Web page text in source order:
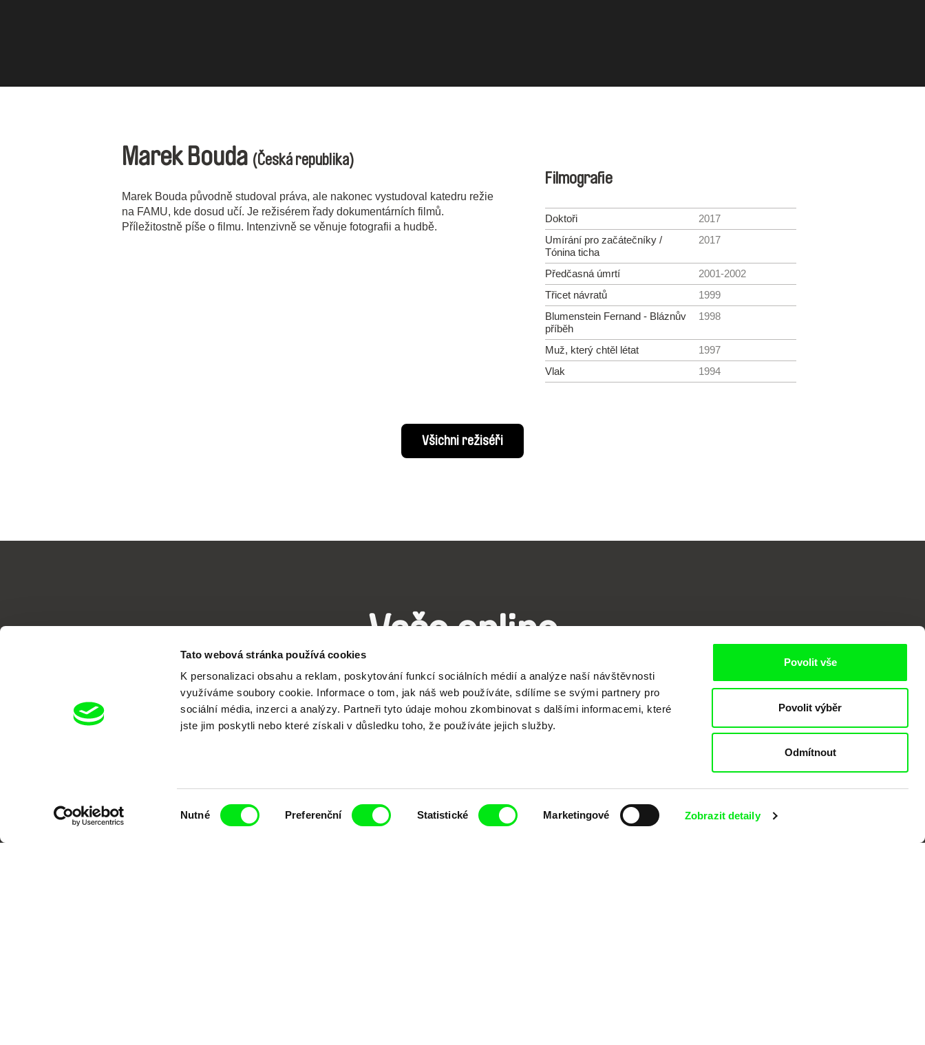
Tato webová stránka používá cookies
K personalizaci obsahu a reklam, poskytování funkcí sociálních médií a analýze naší návštěvnosti
využíváme soubory cookie. Informace o tom, jak náš web používáte, sdílíme se svými partnery pro
sociální média, inzerci a analýzy. Partneři tyto údaje mohou zkombinovat s dalšími informacemi, které
jste jim poskytli nebo které získali v důsledku toho, že používáte jejich služby.
Nutné Preferenční Statistické Marketingové Zobrazit detaily
Povolit vše
Povolit výběr
Odmítnout
Marek Bouda (Česká republika)
Marek Bouda původně studoval práva, ale nakonec vystudoval katedru režie
na FAMU, kde dosud učí. Je režisérem řady dokumentárních filmů.
Příležitostně píše o filmu. Intenzivně se věnuje fotografii a hudbě.
Filmografie
Doktoři
2017
Umírání pro začátečníky /
Tónina ticha
2017
Předčasná úmrtí
2001-2002
Třicet návratů
1999
Blumenstein Fernand - Bláznův
příběh
1998
Muž, který chtěl létat
1997
Vlak
1994
Všichni režiséři
Vaše online
dokumentární kino
Nové festivalové filmy